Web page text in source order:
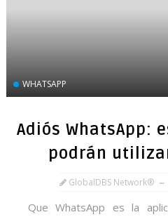
WHATSAPP
Adiós WhatsApp:
podrán
GlobalDBS Network®
Que WhatsApp es la